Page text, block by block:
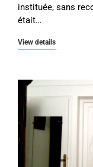
instituée, sans
était…
View details